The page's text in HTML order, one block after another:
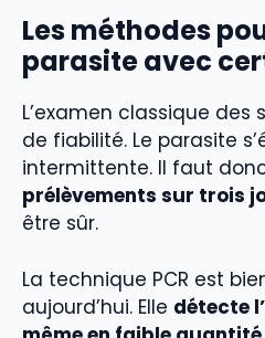
Les méthodes
parasite avec
L’examen classique
de fiabilité. Le parasite
intermittente. Il faut
prélèvements sur trois
être sûr.
La technique PCR est
aujourd’hui. Elle détecte